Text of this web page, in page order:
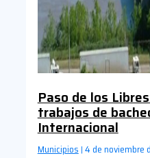
Paso de los
trabajos de
Internacional
Municipios | 4 de noviembre